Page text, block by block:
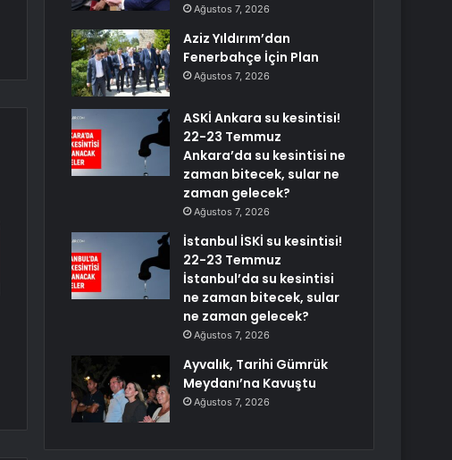
Ağustos 7, 2026
Aziz Yıldırım’dan
Fenerbahçe İçin Plan
Ağustos 7, 2026
ASKİ Ankara su kesintisi!
22-23 Temmuz
Ankara’da su kesintisi ne
zaman bitecek, sular ne
zaman gelecek?
Ağustos 7, 2026
İstanbul İSKİ su kesintisi!
22-23 Temmuz
İstanbul’da su kesintisi
ne zaman bitecek, sular
ne zaman gelecek?
Ağustos 7, 2026
Ayvalık, Tarihi Gümrük
Meydanı’na Kavuştu
Ağustos 7, 2026